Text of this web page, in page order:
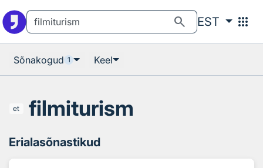
search EST apps
Sõnakogud 1 Keel
et filmiturism
Erialasõnastikud